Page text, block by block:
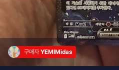
구매자 YEMIMidas